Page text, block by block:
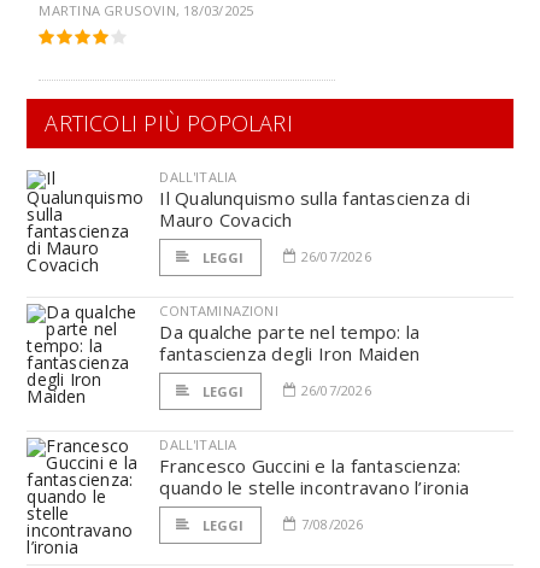
MARTINA GRUSOVIN, 18/03/2025
ARTICOLI PIÙ POPOLARI
DALL'ITALIA
Il Qualunquismo sulla fantascienza di
Mauro Covacich
LEGGI 26/07/2026
CONTAMINAZIONI
Da qualche parte nel tempo: la
fantascienza degli Iron Maiden
LEGGI 26/07/2026
DALL'ITALIA
Francesco Guccini e la fantascienza:
quando le stelle incontravano l’ironia
LEGGI 7/08/2026